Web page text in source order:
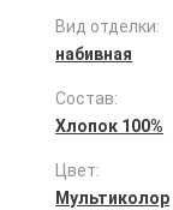
Вид отделки:
набивная
Состав:
Хлопок 100%
Цвет:
Мультиколор